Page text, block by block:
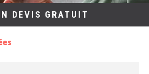
DEVIS GRATUIT